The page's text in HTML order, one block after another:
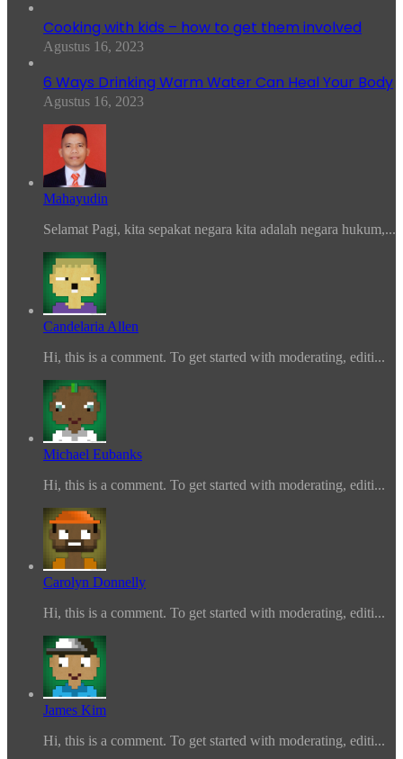
Cooking with kids – how to get them involved
Agustus 16, 2023
6 Ways Drinking Warm Water Can Heal Your Body
Agustus 16, 2023
Mahayudin
Selamat Pagi, kita sepakat negara kita adalah negara hukum,...
Candelaria Allen
Hi, this is a comment. To get started with moderating, editi...
Michael Eubanks
Hi, this is a comment. To get started with moderating, editi...
Carolyn Donnelly
Hi, this is a comment. To get started with moderating, editi...
James Kim
Hi, this is a comment. To get started with moderating, editi...